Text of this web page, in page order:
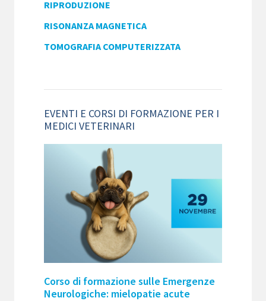
RIPRODUZIONE
RISONANZA MAGNETICA
TOMOGRAFIA COMPUTERIZZATA
EVENTI E CORSI DI FORMAZIONE PER I
MEDICI VETERINARI
Corso di formazione sulle Emergenze
Neurologiche: mielopatie acute